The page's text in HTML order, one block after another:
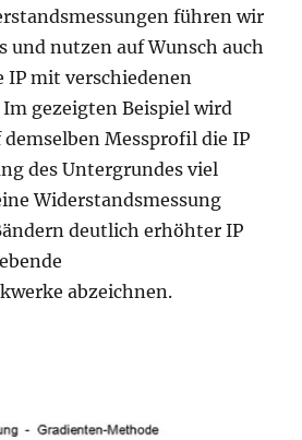
führen wir
und nutzen auf Wunsch auch
IP mit verschiedenen
gezeigten Beispiel wird
Messprofil die IP
des Untergrundes viel
Widerstandsmessung
deutlich erhöhter IP
abzeichnen.